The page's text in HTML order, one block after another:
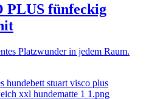
PLUS fünfeckig
Platzwunder in jedem Raum.